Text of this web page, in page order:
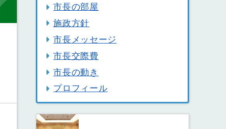
市長の部屋
施政方針
市長メッセージ
市長交際費
市長の動き
プロフィール